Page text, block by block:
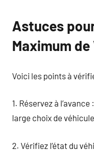
Astuces
Maximum
Voici les points à
1. Réservez à
large choix de
2. Vérifiez l’état du